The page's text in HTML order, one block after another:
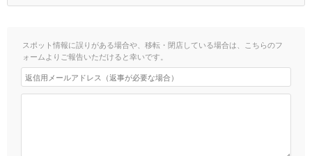
スポット情報に誤りがある場合や、移転・閉店している場合は、こちらのフ
ォームよりご報告いただけると幸いです。